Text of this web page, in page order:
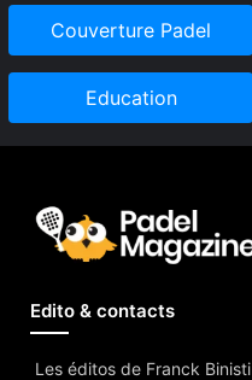
Couverture Padel
Education
Edito & contacts
Les éditos de Franck Binisti